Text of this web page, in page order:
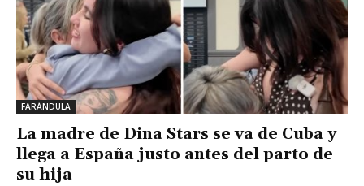
FARÁNDULA
La madre de Dina Stars se va de Cuba y
llega a España justo antes del parto de
su hija